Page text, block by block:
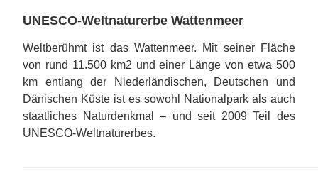
UNESCO-Weltnaturerbe Wattenmeer
Weltberühmt ist das Wattenmeer. Mit seiner Fläche
von rund 11.500 km2 und einer Länge von etwa 500
km entlang der Niederländischen, Deutschen und
Dänischen Küste ist es sowohl Nationalpark als auch
staatliches Naturdenkmal – und seit 2009 Teil des
UNESCO-Weltnaturerbes.